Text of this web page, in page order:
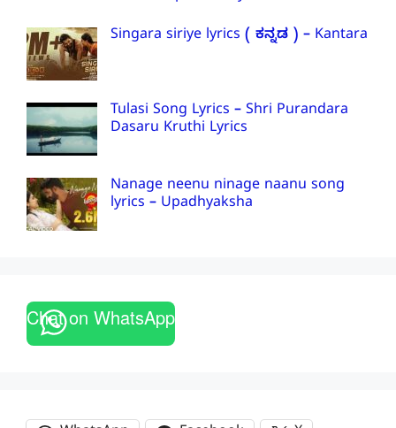
Singara siriye lyrics ( ಕನ್ನಡ ) – Kantara
Tulasi Song Lyrics – Shri Purandara
Dasaru Kruthi Lyrics
Nanage neenu ninage naanu song
lyrics – Upadhyaksha
Chat on WhatsApp